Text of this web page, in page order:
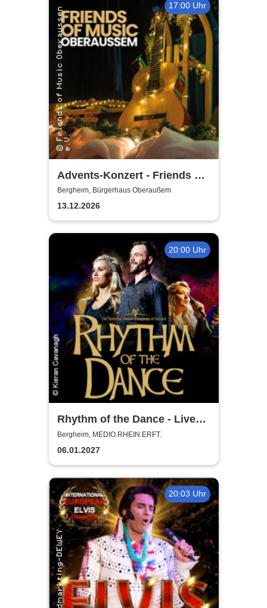
17:00 Uhr
Advents-Konzert - Friends of
Music Oberaussem
Bergheim, Bürgerhaus Oberaußem
13.12.2026
20:00 Uhr
Rhythm of the Dance - Live
2027
Bergheim, MEDIO.RHEIN.ERFT.
06.01.2027
20:03 Uhr